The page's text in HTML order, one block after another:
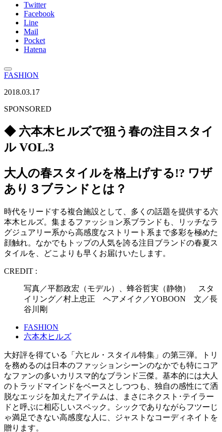
Twitter
Facebook
Line
Mail
Pocket
Hatena
FASHION
2018.03.17
SPONSORED
◆ 六本木ヒルズで狙う春の注目スタイ
ル VOL.3
大人の春スタイルを格上げする!? ワザ
あり３ブランドとは？
時代をリードする複合施設として、多くの話題を提供する六
本木ヒルズ。集まるファッション系ブランドも、リッチなラ
グジュアリー系から高感度なストリート系まで多彩を極めた
顔触れ。なかでもトップの人気を誇る注目ブランドの春夏ス
タイルを、どこよりも早くお届けいたします。
CREDIT :
写真／平郡政宏（モデル）、蜂谷哲実（静物） スタ
イリング／村上忠正 ヘアメイク／YOBOON 文／長
谷川剛
FASHION
六本木ヒルズ
大好評を得ている「六ヒル・スタイル特集」の第三弾。トリ
を務めるのは日本のファッションシーンのなかでも特にコア
なファンの多いカリスマ的なブランド三傑。基本的には大人
のトラッドマインドをベースとしつつも、独自の感性にて洒
脱なエッジを加えたアイテムは、まさにネクスト･テイラー
ドと呼ぶに相応しいスペック。シックでありながらフツーじ
ゃ満足できない高感度な人に、ジャストなコーディネイトを
贈ります。